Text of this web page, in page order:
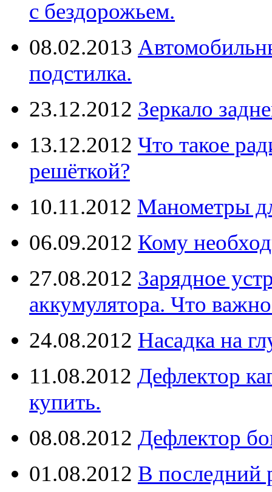
с бездорожьем.
08.02.2013
подстилка.
23.12.2012 Зеркало
13.12.2012 Что такое
решёткой?
10.11.2012 Манометры
06.09.2012 Кому
27.08.2012 Зарядное
аккумулятора. Что
24.08.2012 Насадка на
11.08.2012 Дефлектор
купить.
08.08.2012 Дефлектор
01.08.2012 В последний